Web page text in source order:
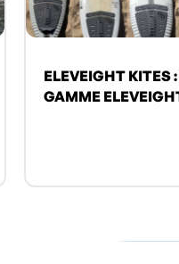
ELEVEIGHT KITES
GAMME